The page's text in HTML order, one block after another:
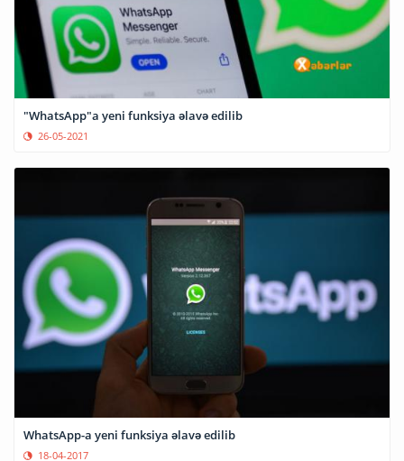
"WhatsApp"a yeni funksiya əlavə edilib
26-05-2021
WhatsApp-a yeni funksiya əlavə edilib
18-04-2017